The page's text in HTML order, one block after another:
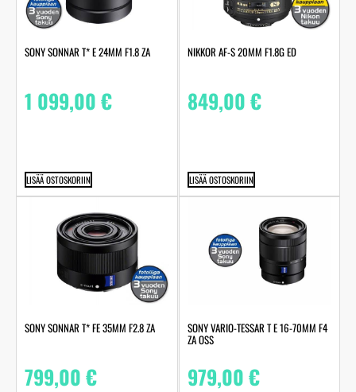
SONY SONNAR T* E 24MM F1.8 ZA
1 099,00€
LISÄÄ OSTOSKORIIN
NIKKOR AF-S 20MM F1.8G ED
849,00€
LISÄÄ OSTOSKORIIN
SONY SONNAR T* FE 35MM F2.8 ZA
799,00€
SONY VARIO-TESSAR T E 16-70MM F4
ZA OSS
979,00€